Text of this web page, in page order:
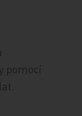
pomocí